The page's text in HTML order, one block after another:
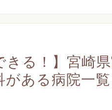
きる！】宮崎
がある病院一覧